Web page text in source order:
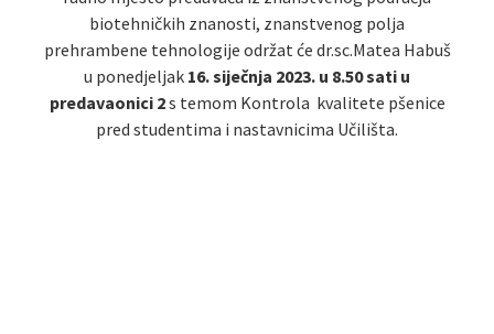
biotehničkih znanosti, znanstvenog polja
prehrambene tehnologije održat će dr.sc.Matea Habuš
u ponedjeljak 16. siječnja 2023. u 8.50 sati u
predavaonici 2s temom Kontrola kvalitete pšenice
pred studentima i nastavnicima Učilišta.